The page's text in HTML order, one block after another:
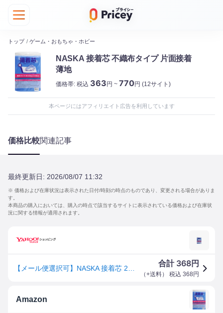
トップ / ゲーム・おもちゃ・ホビー
NASKA 接着芯 不織布タイプ 片面接着
薄地
価格帯: 税込 363円 ~ 770円 (12サイト)
本ページにはアフィリエイト広告を利用しています
価格比較関連記事
最終更新日: 2026/08/07 11:32
※ 価格および在庫状況は表示された日付/時刻の時点のものであり、変更される場合がありま
す。
本商品の購入においては、購入の時点で該当するサイトに表示されている価格および在庫状
況に関する情報が適用されます。
合計 368円
（+送料） 税込 368 円
Amazon